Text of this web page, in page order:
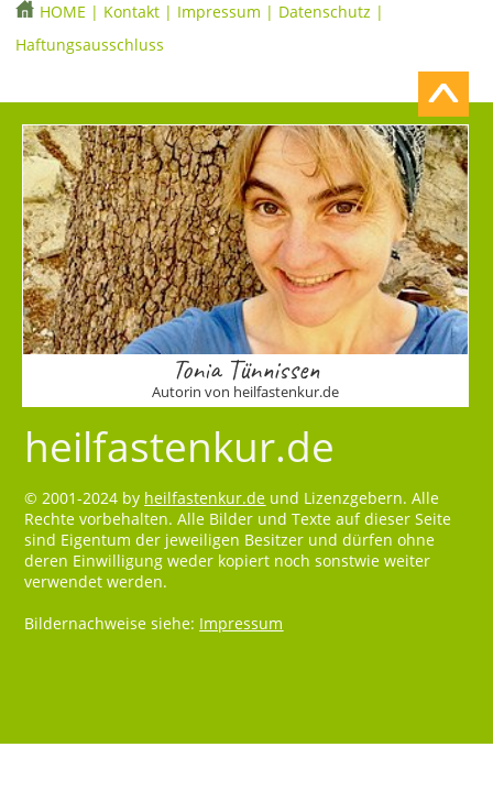
HOME | Kontakt | Impressum | Datenschutz |
Haftungsausschluss
Tonia Tünnissen
Autorin von heilfastenkur.de
heilfastenkur.de
© 2001-2024 by heilfastenkur.de und Lizenzgebern. Alle
Rechte vorbehalten. Alle Bilder und Texte auf dieser Seite
sind Eigentum der jeweiligen Besitzer und dürfen ohne
deren Einwilligung weder kopiert noch sonstwie weiter
verwendet werden.
Bildernachweise siehe: Impressum